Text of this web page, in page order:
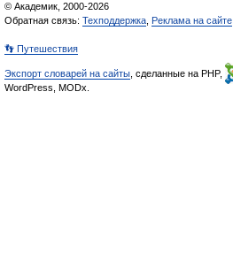
© Академик, 2000-2026
Обратная связь: Техподдержка Реклама на сайте
👣 Путешествия
Экспорт словарей на сайты , сделанные на PHP,
WordPress, MODx.